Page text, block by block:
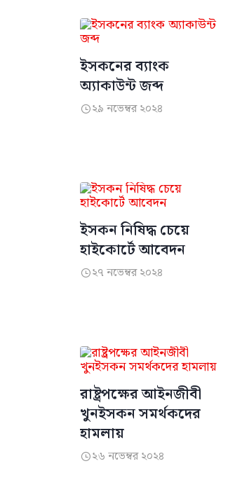
ইসকনের ব্যাংক
অ্যাকাউন্ট জব্দ
২৯ নভেম্বর ২০২৪
ইসকন নিষিদ্ধ চেয়ে
হাইকোর্টে আবেদন
২৭ নভেম্বর ২০২৪
রাষ্ট্রপক্ষের আইনজীবী
খুনইসকন সমর্থকদের
হামলায়
২৬ নভেম্বর ২০২৪